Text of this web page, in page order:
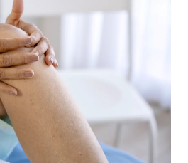
Kombinacija banjskih
terapije može doprineti
lakšem kretanju i boljem